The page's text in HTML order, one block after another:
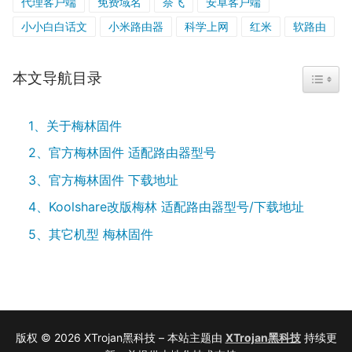
小小白白话文
小米路由器 科学上网 红米 软路由
本文导航目录
1、关于梅林固件
2、官方梅林固件 适配路由器型号
3、官方梅林固件 下载地址
4、Koolshare改版梅林 适配路由器型号/下载地址
5、其它机型 梅林固件
版权 © 2026 XTrojan黑科技 – 本站主题由 XTrojan黑科技持续更